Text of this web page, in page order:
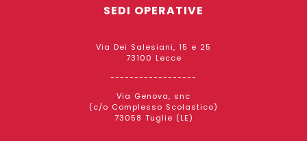
SEDI OPERATIVE
Via Dei Salesiani, 15 e 25
73100 Lecce
------------------
Via Genova, snc
(c/o Complesso Scolastico)
73058 Tuglie (LE)